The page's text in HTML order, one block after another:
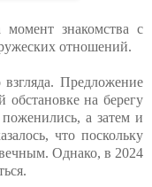
знакомства с
отношений.
Предложение
обстановке на берегу
а затем и
что поскольку
Однако, в 2024